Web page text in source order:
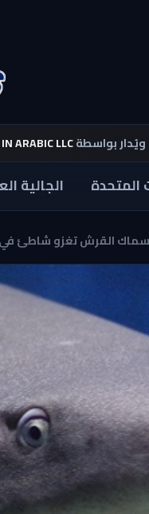
بواسطةARABIC LLC
المتحدة الجالية
القرش تغزو شاطئ